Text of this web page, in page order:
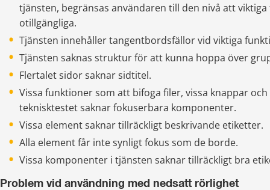
tjänsten, begränsas användaren till den nivå att
otillgängliga.
Tjänsten innehåller tangentbordsfällor vid viktiga
Tjänsten saknas struktur för att kunna hoppa över
Flertalet sidor saknar sidtitel.
Vissa funktioner som att bifoga filer, vissa knappar
teknisktestet saknar fokuserbara komponenter.
Vissa element saknar tillräckligt beskrivande etiketter.
Alla element får inte synligt fokus som de borde.
Vissa komponenter i tjänsten saknar tillräckligt bra
Problem vid användning med nedsatt rörlighet